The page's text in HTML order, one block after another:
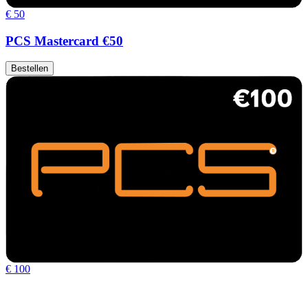
€ 50
PCS Mastercard €50
Bestellen
€ 100